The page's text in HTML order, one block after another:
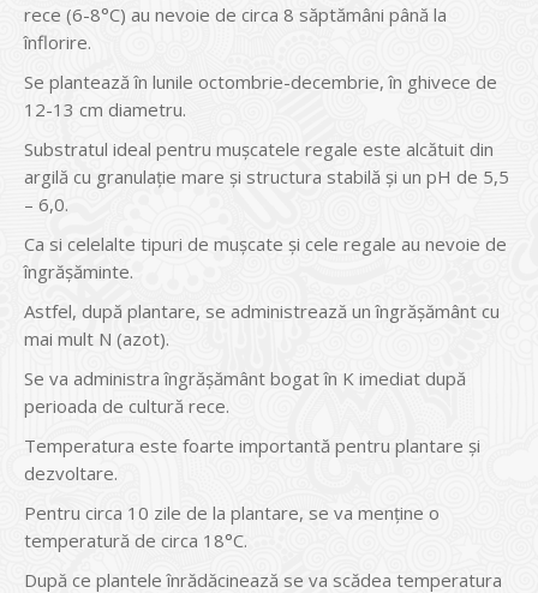
rece (6-8°C) au nevoie de circa 8 săptămâni până la
înflorire.
Se plantează în lunile octombrie-decembrie, în ghivece de
12-13 cm diametru.
Substratul ideal pentru mușcatele regale este alcătuit din
argilă cu granulație mare și structura stabilă și un pH de 5,5
– 6,0.
Ca si celelalte tipuri de mușcate și cele regale au nevoie de
îngrășăminte.
Astfel, după plantare, se administrează un îngrășământ cu
mai mult N (azot).
Se va administra îngrășământ bogat în K imediat după
perioada de cultură rece.
Temperatura este foarte importantă pentru plantare și
dezvoltare.
Pentru circa 10 zile de la plantare, se va menține o
temperatură de circa 18°C.
După ce plantele înrădăcinează se va scădea temperatura